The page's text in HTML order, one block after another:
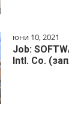
юни 10, 2021
Job:
Intl. Co.